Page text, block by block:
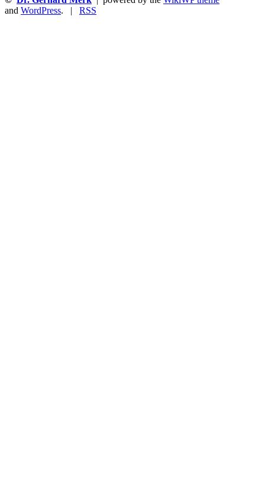
and WordPress. | RSS